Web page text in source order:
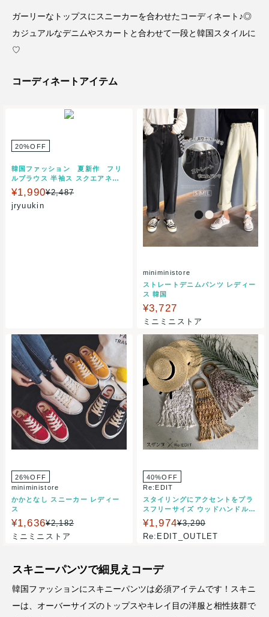
ガーリーなトップスにスニーカーを合わせたコーディネート♪◎
カジュアルなデニムやスカートと合わせて一段と韓国スタイルに
♡
コーディネートアイテム
20%OFF
韓国ファッション 夏新作 フリ
ルブラウス 半袖ス スクエアネッ
ク ショート丈 トップス オルチャ
ンファッション へそ出し
¥1,990¥2,487
jryuukin
miniministore
ストレートデニムパンツ レディー
ス 韓国
¥3,727
ミニミニストア
26%OFF
miniministore
かかとなし スニーカー レディー
ス
¥1,636¥2,182
ミニミニストア
40%OFF
Re:EDIT
スタイリングにアクセントをプラ
スフリーサイズ ウッドハンドルマ
クラメバッグ/バッグ ハンドバッ
グ マクラメ編み フリンジ ナチュ
ラル リゾート [スザンヌさん着用]
¥1,974¥3,290
Re:EDIT_OUTLET
スキニーパンツで細見えコーデ
韓国ファッションにスキニーパンツは必須アイテムです！スキニ
ーは、オーバーサイズのトップスやキレイ目の洋服と相性抜群で